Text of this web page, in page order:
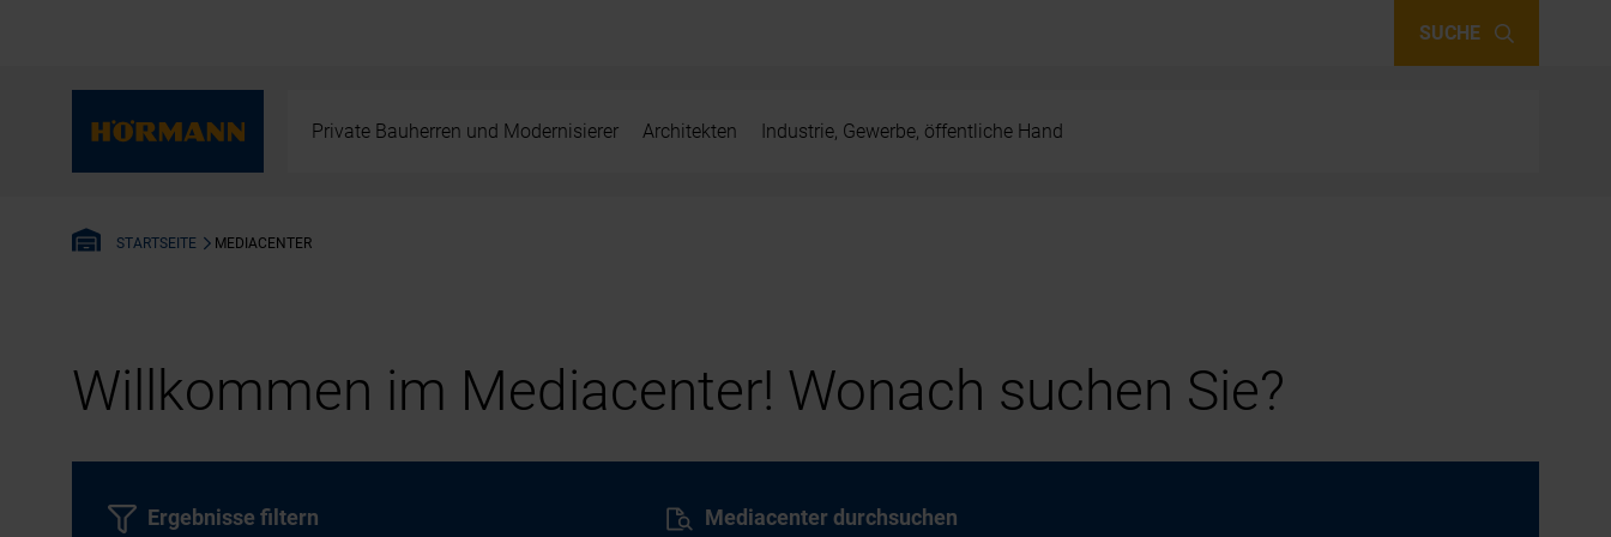
SUCHE
Private Bauherren und Modernisierer Architekten Industrie, Gewerbe, öffentliche Hand
STARTSEITE MEDIACENTER
Willkommen im Mediacenter! Wonach suchen Sie?
Mediacenter durchsuchen
Ergebnisse filtern